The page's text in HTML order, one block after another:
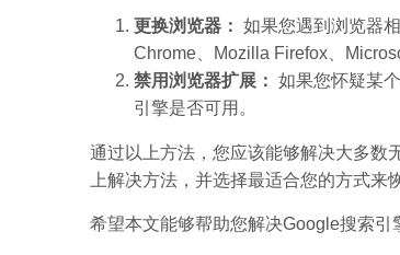
更换浏览器： 如果您遇到浏览器
Chrome、Mozilla Firefox、
禁用浏览器扩展： 如果您怀疑某
引擎是否可用。
通过以上方法，您应该能够解决大多数
上解决方法，并选择最适合您的方式来
希望本文能够帮助您解决Google搜索引